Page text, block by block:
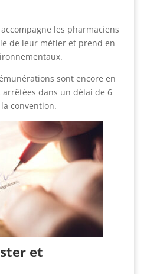
les pharmaciens
de leur métier et prend en
sont encore en
dans un délai de 6
convention.
et